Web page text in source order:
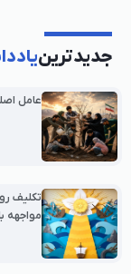
جدیدترین
عامل
تکلیف
مواجهه